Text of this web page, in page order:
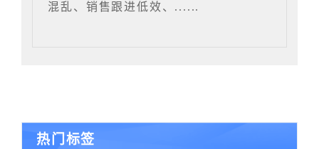
混乱、销售跟进低效、......
热门标签